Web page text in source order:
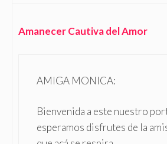
Amanecer Cautiva del Amor
AMIGA MONICA:
Bienvenida a este nuestro
esperamos disfrutes de la